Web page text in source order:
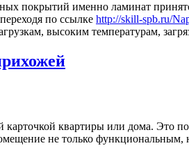
покрытий именно ламинат
по ссылке http://skill-spb.ru/
высоким температурам,
квартиры или дома. Это
не только